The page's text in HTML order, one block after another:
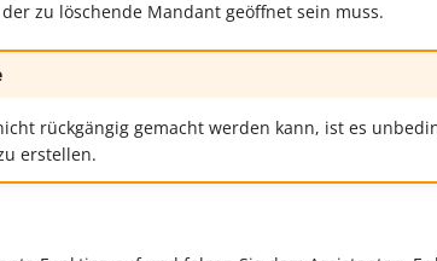
der zu löschende Mandant geöffnet sein muss.
rückgängig gemacht werden kann, ist es
erstellen.